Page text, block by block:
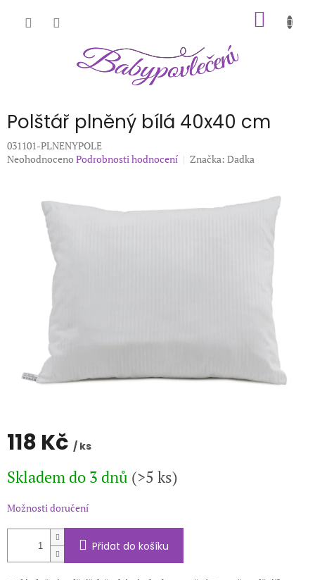
Polštář plněný bílá 40x40 cm
031101-PLNENYPOLE
Průměrné
hvězdiček.
Neohodnoceno Podrobnosti hodnocení Značka: Dadka
118 Kč / ks
cena:
Skladem do 3 dnů (>5 ks)
Možnosti doručení
Přidat do košíku